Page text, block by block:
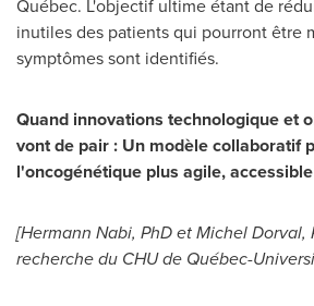
Québec. L'objectif ultime étant de
inutiles des patients qui pourront être
symptômes sont identifiés.
Quand innovations technologique et
vont de pair : Un modèle collaboratif
l'oncogénétique plus agile,
[Hermann Nabi, PhD etMichel Dorval,
recherche du CHU de Québec-